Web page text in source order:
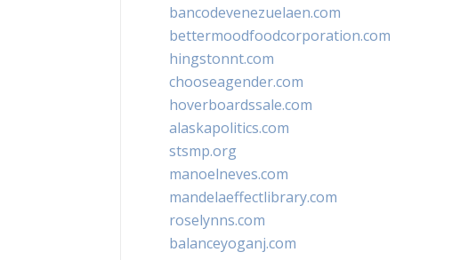
bancodevenezuelaen.com
bettermoodfoodcorporation.com
hingstonnt.com
chooseagender.com
hoverboardssale.com
alaskapolitics.com
stsmp.org
manoelneves.com
mandelaeffectlibrary.com
roselynns.com
balanceyoganj.com